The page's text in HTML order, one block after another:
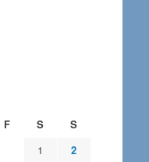
F S
S
1
2